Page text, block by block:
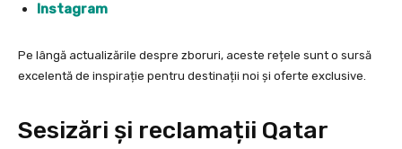
Instagram
Pe lângă actualizările despre zboruri, aceste rețele sunt o sursă
excelentă de inspirație pentru destinații noi și oferte exclusive.
Sesizări și reclamații Qatar